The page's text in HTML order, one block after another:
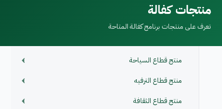
منتجات كفالة
تعرف على منتجات برنامج كفالة المتاحة
منتج قطاع السياحة
منتج قطاع الترفيه
منتج قطاع الثقافة